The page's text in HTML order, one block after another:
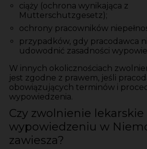
ciąży (ochrona wynikająca z
Mutterschutzgesetz);
ochrony pracowników
przypadków, gdy pracodawca
udowodnić zasadności
W innych okolicznościach
jest zgodne z prawem, jeśli
obowiązujących terminów i
wypowiedzenia.
Czy zwolnienie lekarskie
wypowiedzeniu w
zawiesza?